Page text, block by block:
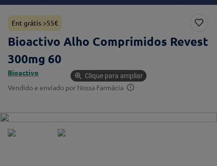
4º cerave
Ent grátis >55€
Bioactivo Alho Comprimidos Revest
300mg 60
Bioactivo
Vendido e enviado por Nossa Farmácia
Clique para ampliar